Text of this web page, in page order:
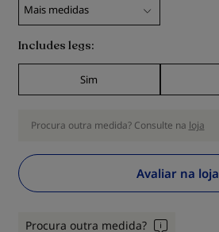
Includes legs
Sim
Procura outra medida? Consulte na loja
Avaliar na loja
Procura outra medida?